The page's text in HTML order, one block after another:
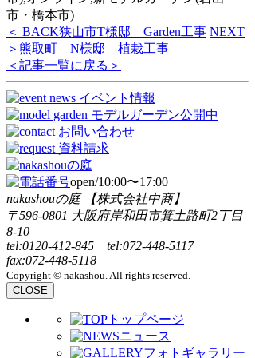
市・橋本市)
＜ BACK狭山市T様邸 Garden工事 NEXT
＞ 熊取町 N様邸 植栽工事
＜記事一覧に戻る＞
open/10:00〜17:00
nakashouの庭 【株式会社中商】
〒596-0801 大阪府岸和田市箕土路町2丁目
8-10
tel:0120-412-845 tel:072-448-5117
fax:072-448-5118
Copyright © nakashou. All rights reserved.
CLOSE
トップページ
ニュース
フォトギャラリー